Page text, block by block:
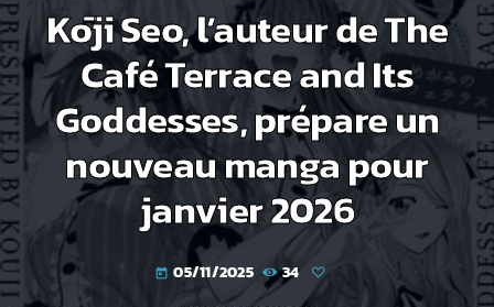
Kōji Seo, l’auteur de The
Café Terrace and Its
Goddesses, prépare un
nouveau manga pour
janvier 2026
today 05/11/2025 34